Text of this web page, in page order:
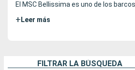
El MSC Bellissima es uno de los
+ Leer más
FILTRAR LA BÚSQUEDA